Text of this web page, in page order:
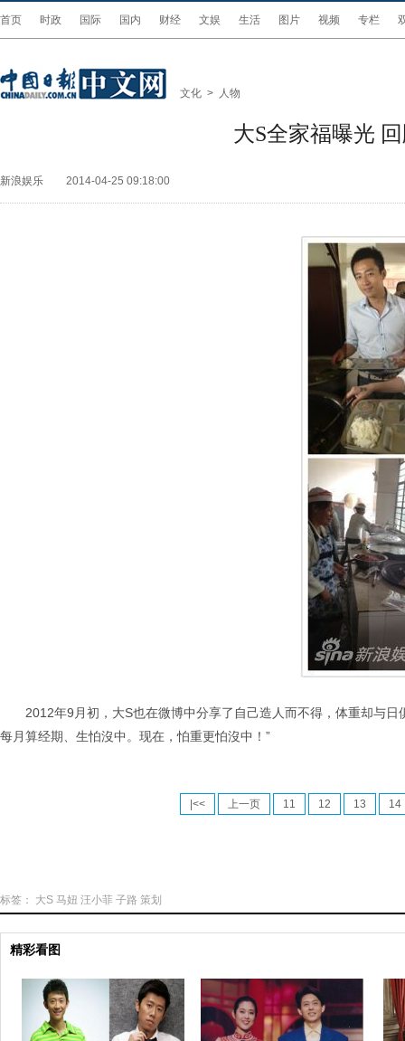
首页 时政 国际 国内 财经 文娱 生活 图片 视频 专栏
文化 > 人物
大S全家福曝光
新浪娱乐 2014-04-25 09:18:00
2012年9月初，大S也在微博中分享了自己造人而不得，体重却与
每月算经期、生怕沒中。现在，怕重更怕沒中！”
|<< 上一页 11 12 13 14
标签： 大S 马妞 汪小菲 子路 策划
精彩看图